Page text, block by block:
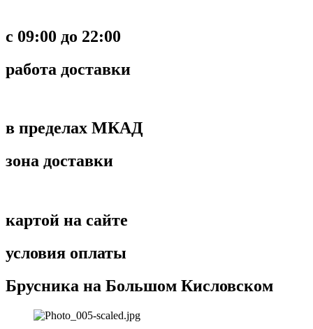
c 09:00 до 22:00
работа доставки
в пределах МКАД
зона доставки
картой на сайте
условия оплаты
Брусника на Большом Кисловском